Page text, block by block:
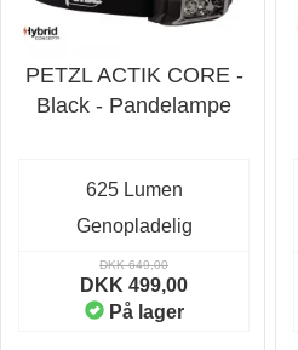
PETZL ACTIK CORE -
Black - Pandelampe
625 Lumen
Genopladelig
DKK 649,00
DKK 499,00
På lager